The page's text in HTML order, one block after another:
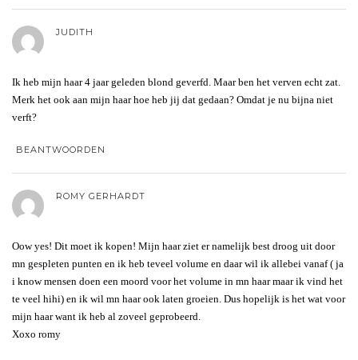
JUDITH
Ik heb mijn haar 4 jaar geleden blond geverfd. Maar ben het verven echt zat.
Merk het ook aan mijn haar hoe heb jij dat gedaan? Omdat je nu bijna niet
verft?
BEANTWOORDEN
ROMY GERHARDT
Oow yes! Dit moet ik kopen! Mijn haar ziet er namelijk best droog uit door
mn gespleten punten en ik heb teveel volume en daar wil ik allebei vanaf ( ja
i know mensen doen een moord voor het volume in mn haar maar ik vind het
te veel hihi) en ik wil mn haar ook laten groeien. Dus hopelijk is het wat voor
mijn haar want ik heb al zoveel geprobeerd.
Xoxo romy